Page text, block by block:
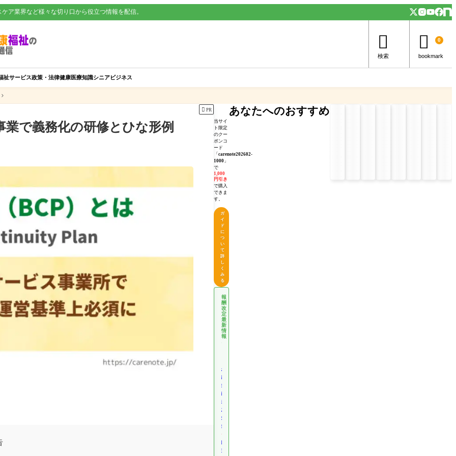
ア業界など様々な切り口から役立つ情報を配信。
祉サービス政策・法律健康医療知識シニアビジネス

検索
 0
bookmark
 PR
で義務化の研修とひな形例
当サイ
ト限定
のクー
ポンコ
ード
「 carenote202602-
1000 」
で
1,000
円引き
で購入
できま
す。
ガ
イ
ド
に
つ
い
て
詳
し
く
み
る
報
酬
改
定
最
新
情
報
介
護
報
酬
改
定
情
報
害
あなたへのおすすめ